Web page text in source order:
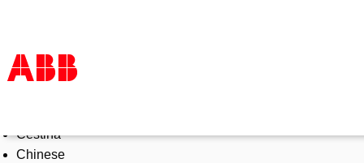
Products & Solutions
Industries
Čeština
Chinese